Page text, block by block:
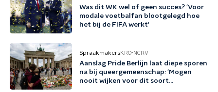
Was dit WK wel of geen succes? 'Voor
modale voetbalfan blootgelegd hoe
het bij de FIFA werkt'
SpraakmakersKRO-NCRV
Aanslag Pride Berlijn laat diepe sporen
na bij queergemeenschap: 'Mogen
nooit wijken voor dit soort